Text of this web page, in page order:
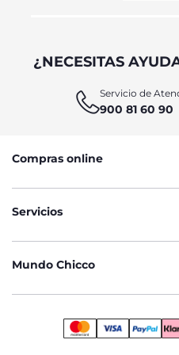
¿NECESITAS
Servicio de
900 81 60 90
Compras online
Servicios
Mundo Chicco